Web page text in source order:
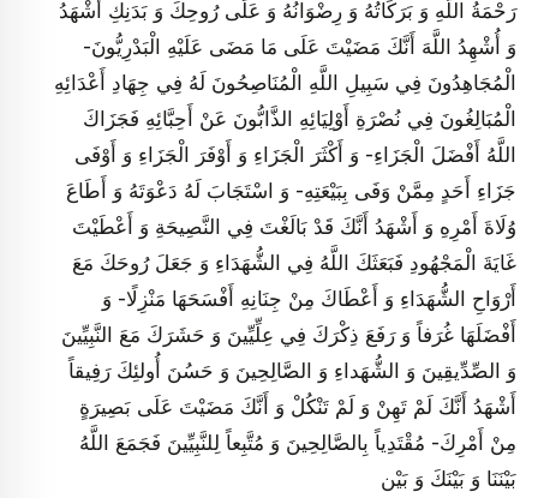
رَحْمَةُ اللَّهِ وَ بَرَكَاتُهُ وَ رِضْوَانُهُ وَ عَلَى رُوحِكَ وَ بَدَنِكِ أَشْهَدُ
وَ أُشْهِدُ اللَّهَ أَنَّكَ مَضَيْتَ عَلَى مَا مَضَى عَلَيْهِ الْبَدْرِيُّونَ-
الْمُجَاهِدُونَ فِي سَبِيلِ اللَّهِ الْمُنَاصِحُونَ لَهُ فِي جِهَادِ أَعْدَائِهِ
الْمُبَالِغُونَ فِي نُصْرَةِ أَوْلِيَائِهِ الذَّابُّونَ عَنْ أَحِبَّائِهِ فَجَزَاكَ
اللَّهُ أَفْضَلَ الْجَزَاءِ- وَ أَكْثَرَ الْجَزَاءِ وَ أَوْفَرَ الْجَزَاءِ وَ أَوْفَى
جَزَاءِ أَحَدٍ مِمَّنْ وَفَى بِبَيْعَتِهِ- وَ اسْتَجَابَ لَهُ دَعْوَتَهُ وَ أَطَاعَ
وُلَاةَ أَمْرِهِ وَ أَشْهَدُ أَنَّكَ قَدْ بَالَغْتَ فِي النَّصِيحَةِ وَ أَعْطَيْتَ
غَايَةَ الْمَجْهُودِ فَبَعَثَكَ اللَّهُ فِي الشُّهَدَاءِ وَ جَعَلَ رُوحَكَ مَعَ
أَرْوَاحِ الشُّهَدَاءِ وَ أَعْطَاكَ مِنْ جِنَانِهِ أَفْسَحَهَا مَنْزِلًا- وَ
أَفْضَلَهَا غُرَفاً وَ رَفَعَ ذِكْرَكَ فِي عِلِّيِّينَ وَ حَشَرَكَ مَعَ‏ النَّبِيِّينَ
وَ الصِّدِّيقِينَ وَ الشُّهَداءِ وَ الصَّالِحِينَ وَ حَسُنَ أُولئِكَ رَفِيقاً
أَشْهَدُ أَنَّكَ لَمْ تَهِنْ وَ لَمْ تَنْكُلْ وَ أَنَّكَ مَضَيْتَ عَلَى بَصِيرَةٍ
مِنْ أَمْرِكَ- مُقْتَدِياً بِالصَّالِحِينَ وَ مُتَّبِعاً لِلنَّبِيِّينَ فَجَمَعَ اللَّهُ
بَيْنَنَا وَ بَيْنَكَ وَ بَيْن‏